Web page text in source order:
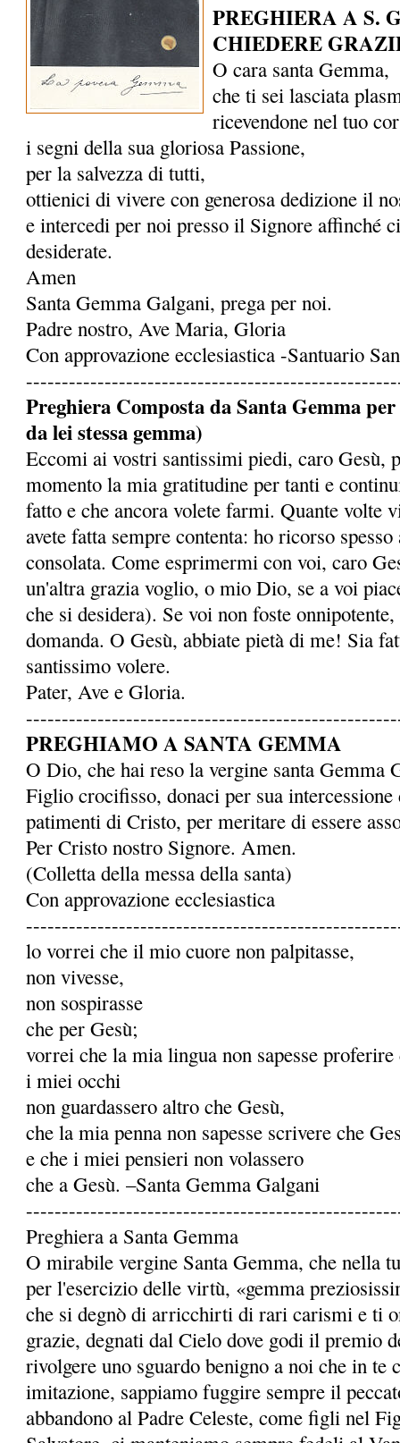
PREGHIERA A S.
CHIEDERE
O cara santa Gemma,
che ti sei lasciata
ricevendone nel tuo
i segni della sua gloriosa Passione,
per la salvezza di tutti,
ottienici di vivere con generosa dedizione il
e intercedi per noi presso il Signore affinché
desiderate.
Amen
Santa Gemma Galgani, prega per noi.
Padre nostro, Ave Maria, Gloria
Con approvazione ecclesiastica -Santuario
Preghiera Composta da Santa Gemma
da lei stessa gemma)
Eccomi ai vostri santissimi piedi, caro Gesù,
momento la mia gratitudine per tanti e
fatto e che ancora volete farmi. Quante volte
avete fatta sempre contenta: ho ricorso
consolata. Come esprimermi con voi, caro
un'altra grazia voglio, o mio Dio, se a voi
che si desidera). Se voi non foste
domanda. O Gesù, abbiate pietà di me! Sia
santissimo volere.
Pater, Ave e Gloria.
PREGHIAMO A SANTA GEMMA
O Dio, che hai reso la ver­gine santa Gemma
Figlio crocifisso, donaci per sua
patimenti di Cristo, per meritare di essere
Per Cristo nostro Signore. Amen.
(Colletta della messa della santa)
Con approvazione ecclesiastica
lo vorrei che il mio cuore non palpitasse,
non vivesse,
non sospirasse
che per Gesù;
vorrei che la mia lingua non sapesse
i miei occhi
non guardassero altro che Gesù,
che la mia penna non sapesse scrivere che
e che i miei pensieri non volassero
che a Gesù. –Santa Gemma Galgani
Preghiera a Santa Gemma
O mirabile vergine Santa Gemma, che nella
per l'esercizio delle virtù, «gemma
che si degnò di arricchirti di rari carismi e ti
grazie, degnati dal Cielo dove godi il premio
rivolgere uno sguardo benigno a noi che in te
imitazione, sappiamo fuggire sempre il
abbandono al Padre Celeste, come figli nel